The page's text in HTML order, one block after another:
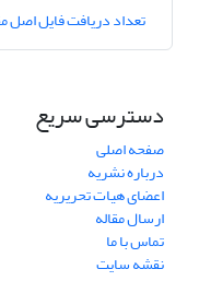
تعداد دریافت فایل اصل
دسترسی سریع
صفحه اصلی
درباره نشریه
اعضای هیات تحریریه
ارسال مقاله
تماس با ما
نقشه سایت